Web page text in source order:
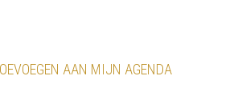
AAN MIJN AGENDA